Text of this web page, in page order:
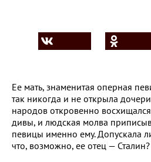
Ее мать, знаменитая оперная
так никогда и не открыла
народов откровенно
дивы, и людская молва
певицы именно ему. Допускала
что, возможно, ее отец — Сталин?